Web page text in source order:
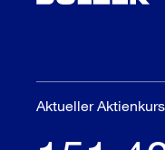
Aktueller Aktienkurs